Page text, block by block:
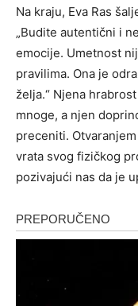
Na kraju, Eva Ras
„Budite autentični i
emocije. Umetnost
pravilima. Ona je
želja.“ Njena
mnoge, a njen
preceniti.
vrata svog fizičkog
pozivajući nas da je